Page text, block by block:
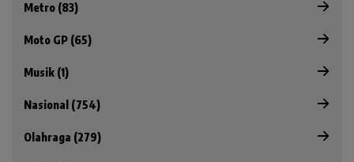
Metro (83)
Moto GP (65)
Musik (1)
Nasional (754)
Olahraga (279)